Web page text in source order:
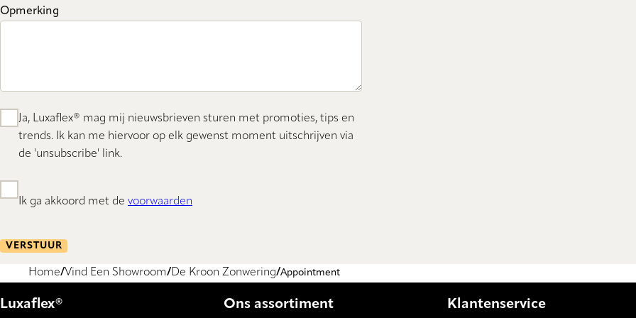
Opmerking
Ja, Luxaflex® mag mij nieuwsbrieven sturen met promoties, tips en
trends. Ik kan me hiervoor op elk gewenst moment uitschrijven via
de 'unsubscribe' link.
Ik ga akkoord met de voorwaarden
VERSTUUR
Home Vind Een Showroom De Kroon Zonwering Appointment
Luxaflex® Ons assortiment Klantenservice